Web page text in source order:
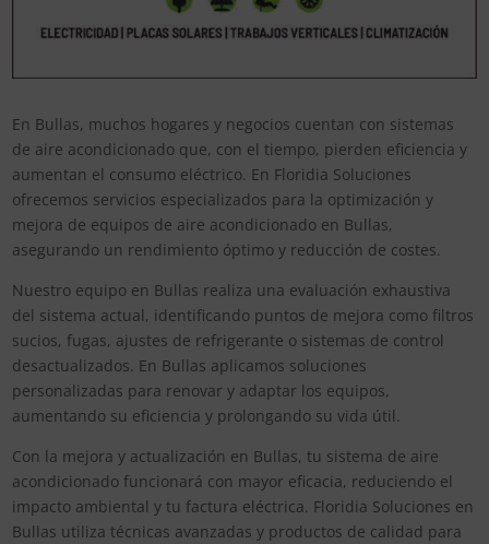
En Bullas, muchos hogares y negocios cuentan con sistemas
de aire acondicionado que, con el tiempo, pierden eficiencia y
aumentan el consumo eléctrico. En Floridia Soluciones
ofrecemos servicios especializados para la optimización y
mejora de equipos de aire acondicionado en Bullas,
asegurando un rendimiento óptimo y reducción de costes.
Nuestro equipo en Bullas realiza una evaluación exhaustiva
del sistema actual, identificando puntos de mejora como filtros
sucios, fugas, ajustes de refrigerante o sistemas de control
desactualizados. En Bullas aplicamos soluciones
personalizadas para renovar y adaptar los equipos,
aumentando su eficiencia y prolongando su vida útil.
Con la mejora y actualización en Bullas, tu sistema de aire
acondicionado funcionará con mayor eficacia, reduciendo el
impacto ambiental y tu factura eléctrica. Floridia Soluciones en
Bullas utiliza técnicas avanzadas y productos de calidad para